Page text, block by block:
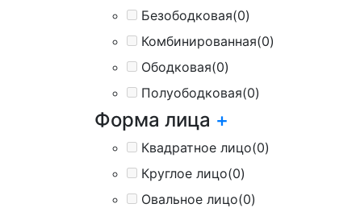
Безободковая(0)
Комбинированная(0)
Ободковая(0)
Полуободковая(0)
Форма лица +
Квадратное лицо(0)
Круглое лицо(0)
Овальное лицо(0)